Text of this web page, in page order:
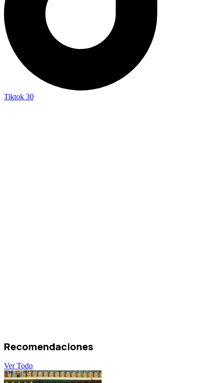
Tiktok 30
Recomendaciones
Ver Todo